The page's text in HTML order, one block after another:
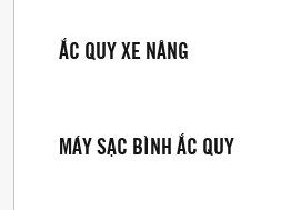
ẮC QUY XE NÂNG
MÁY SẠC BÌNH ẮC QUY